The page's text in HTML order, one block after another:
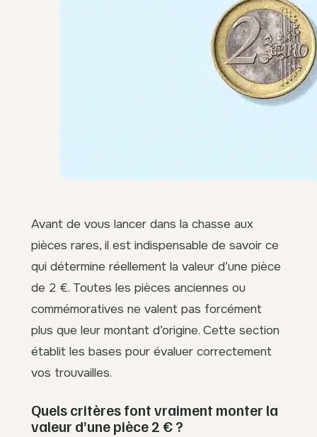
Avant de vous lancer dans la chasse aux
pièces rares, il est indispensable de savoir ce
qui détermine réellement la valeur d’une pièce
de 2 €. Toutes les pièces anciennes ou
commémoratives ne valent pas forcément
plus que leur montant d’origine. Cette section
établit les bases pour évaluer correctement
vos trouvailles.
Quels critères font vraiment monter la
valeur d’une pièce 2 € ?